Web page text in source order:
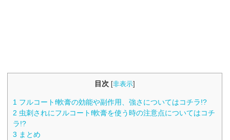
目次 [非表示]
1 フルコートf軟膏の効能や副作用、強さについてはコチラ!?
2 虫刺されにフルコートf軟膏を使う時の注意点についてはコチ
ラ!?
3 まとめ